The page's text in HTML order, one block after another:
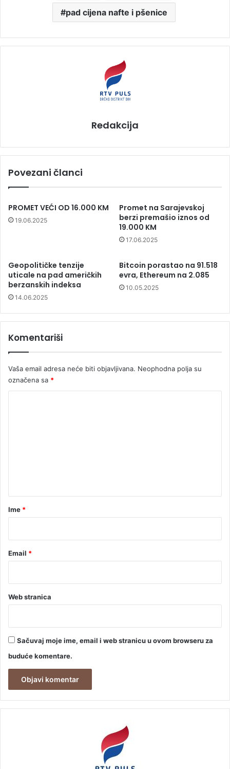
pad cijena nafte i pšenice
Redakcija
Povezani članci
PROMET VEĆI OD 16.000 KM
19.06.2025
Promet na Sarajevskoj
berzi premašio iznos od
19.000 KM
17.06.2025
Geopolitičke tenzije
uticale na pad američkih
berzanskih indeksa
14.06.2025
Bitcoin porastao na 91.518
evra, Ethereum na 2.085
10.05.2025
Komentariši
Vaša email adresa neće biti objavljivana. Neophodna polja su
označena sa *
rIme *
Email *
Web stranica
Sačuvaj moje ime, email i web stranicu u ovom browseru za
buduće komentare.